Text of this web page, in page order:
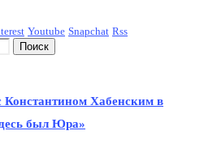
Youtube Snapchat Rss
Константином Хабенским в
был Юра»